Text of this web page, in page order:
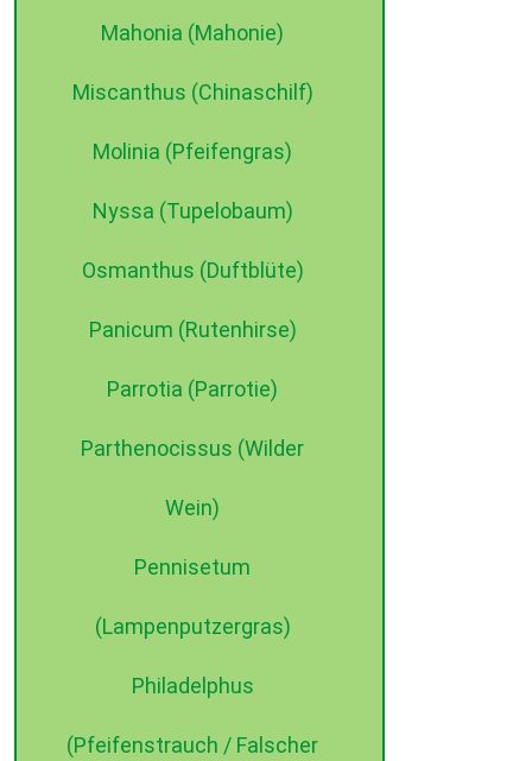
Mahonia (Mahonie)
Miscanthus (Chinaschilf)
Molinia (Pfeifengras)
Nyssa (Tupelobaum)
Osmanthus (Duftblüte)
Panicum (Rutenhirse)
Parrotia (Parrotie)
Parthenocissus (Wilder
Wein)
Pennisetum
(Lampenputzergras)
Philadelphus
(Pfeifenstrauch / Falscher